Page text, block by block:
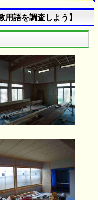
用語を調査しよう】